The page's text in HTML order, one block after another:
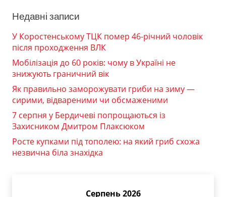
Недавні записи
У Коростенському ТЦК помер 46-річний чоловік
після проходження ВЛК
Мобілізація до 60 років: чому в Україні не
знижують граничний вік
Як правильно заморожувати гриби на зиму —
сирими, відвареними чи обсмаженими
7 серпня у Бердичеві попрощаються із
Захисником Дмитром Плаксюком
Росте купками під тополею: на який гриб схожа
незвична біла знахідка
Серпень 2026